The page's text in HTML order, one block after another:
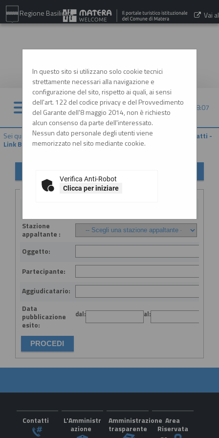
Regione Basilicata Vai al
09/08/2026 18:07
Sei qui: Home»Procedure d'appalto e contratti»Riepilogo contratti -
Link BDNCP
In questo sito si utilizzano solo cookie tecnici
strettamente necessari alla navigazione e
configurazione del sito, rispetto ai quali, ai sensi
dell'art. 122 del codice privacy e del Provvedimento
del Garante dell'8 maggio 2014, non è richiesto
alcun consenso da parte dell'interessato.
Nessun dato personale degli utenti viene
memorizzato nel sito mediante cookie.
Verifica Anti-Robot
Clicca per iniziare
Criteri di ricerca
Stazione
appaltante :
Oggetto:
Partecipante:
Aggiudicatario:
Data
pubblicazione
esito:
dal: al:
Contatti
L'Amministr
azione
Amministrazione
trasparente
Area
Riservata